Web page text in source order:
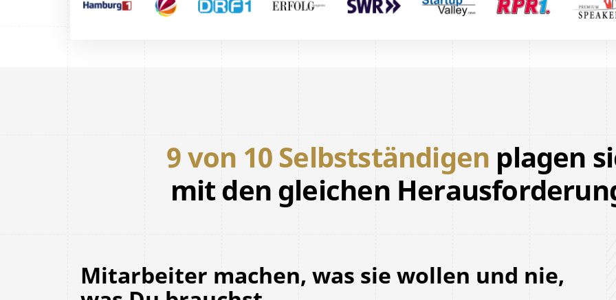
9 von 10 Selbstständigen plagen
mit den gleichen
Mitarbeiter machen, was sie wollen und nie,